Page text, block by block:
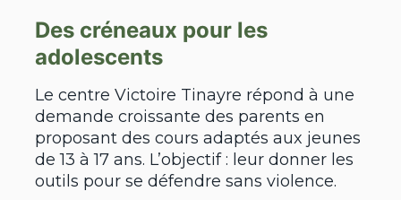
Des créneaux pour les
adolescents
Le centre Victoire Tinayre répond à une
demande croissante des parents en
proposant des cours adaptés aux jeunes
de 13 à 17 ans. L’objectif : leur donner les
outils pour se défendre sans violence.